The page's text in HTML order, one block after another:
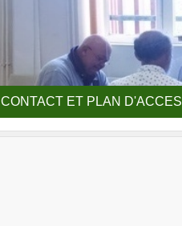
CONTACT ET PLAN D'ACCES